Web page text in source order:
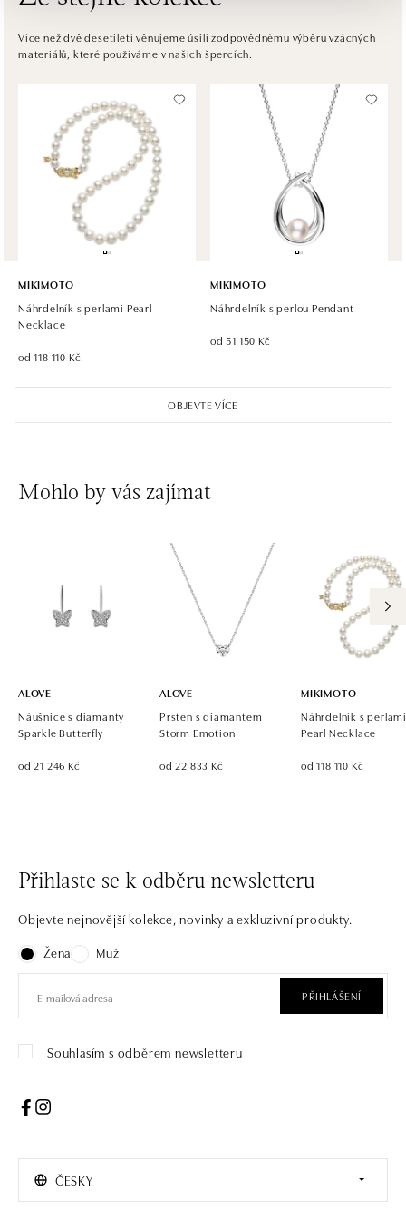
HALADA OC Avion, Bratislava
Ivanská cesta 16, 821 04 Bratislava
tel.: +421 917 090 372
Halada OC Aupark, Bratislava
Einsteinova 18, 851 01 Bratislava
tel.: +421 917 090 891
zítra otevřeno od 09:00
Více než dvě desetiletí věnujeme úsilí zodpovědnému výběru vzácných
materiálů, které používáme v našich špercích.
OBJEVTE VÍCE
MIKIMOTO
Náhrdelník s perlami Pearl
Necklace
od 118 110 Kč
MIKIMOTO
Náhrdelník s perlou Pendant
od 51 150 Kč
Mohlo by vás zajímat
ALOVE
Náušnice s diamanty
Sparkle Butterfly
od 21 246 Kč
ALOVE
Prsten s diamantem
Storm Emotion
od 22 833 Kč
MIKIMOTO
Náhrdelník s
Pearl Necklace
od 118 110 Kč
Přihlaste se k odběru newsletteru
Objevte nejnovější kolekce, novinky a exkluzivní produkty.
Žena
Muž
PŘIHLÁŠENÍ
Souhlasím s odběrem newsletteru
ČESKY